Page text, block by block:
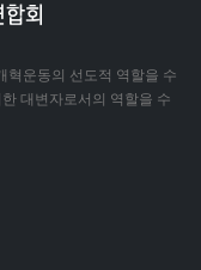
혁운동의 선도적 역할을 수
대변자로서의 역할을 수